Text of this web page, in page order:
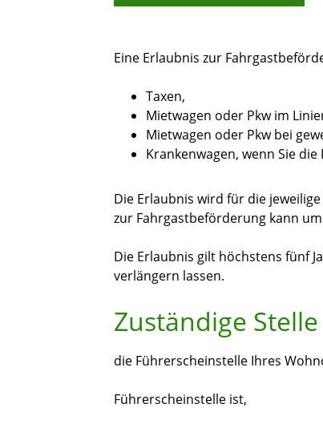
Eine Erlaubnis zur
Taxen,
Mietwagen oder Pkw im
Mietwagen oder Pkw bei
Krankenwagen, wenn Sie
Die Erlaubnis wird für die
zur Fahrgastbeförderung kann
Die Erlaubnis gilt höchstens fünf
verlängern lassen.
Zuständige Stelle
die Führerscheinstelle Ihres
Führerscheinstelle ist,